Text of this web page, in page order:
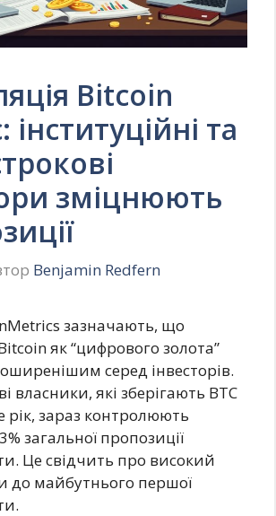
Bitcoin
інституційні та
зміцнюють
Benjamin Redfern
зазначають, що
як “цифрового золота”
серед інвесторів.
власники, які зберігають BTC
зараз контролюють
загальної пропозиції
Це свідчить про високий
до майбутнього першої